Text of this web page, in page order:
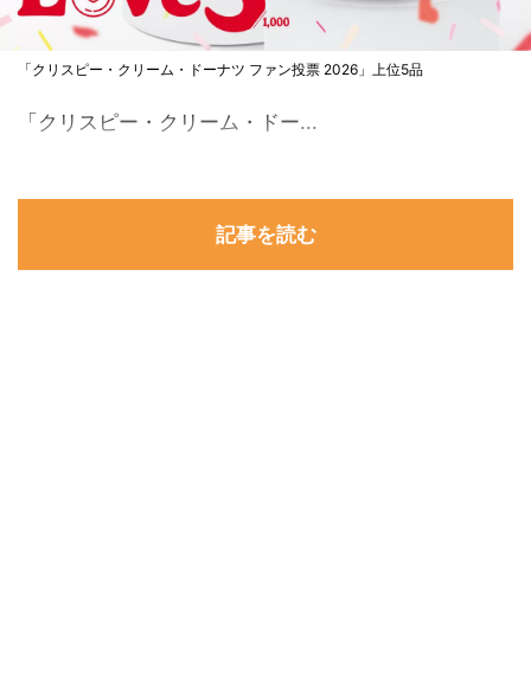
「クリスピー・クリーム・ドーナツ ファン投票 2026」上位5品
「クリスピー・クリーム・ドー...
記事を読む